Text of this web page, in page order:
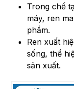
Trong chế
máy, ren
phẩm.
Ren xuất
sống, thể
sản xuất.